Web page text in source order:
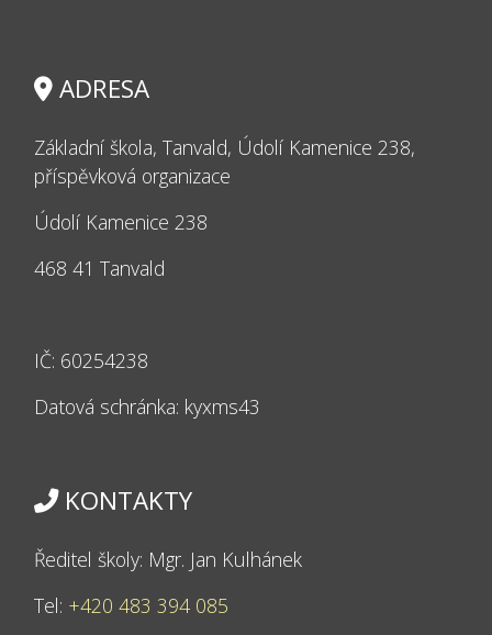
ADRESA
Základní škola, Tanvald, Údolí Kamenice 238,
příspěvková organizace
Údolí Kamenice 238
468 41 Tanvald
IČ: 60254238
Datová schránka: kyxms43
KONTAKTY
Ředitel školy: Mgr. Jan Kulhánek
Tel: +420 483 394 085